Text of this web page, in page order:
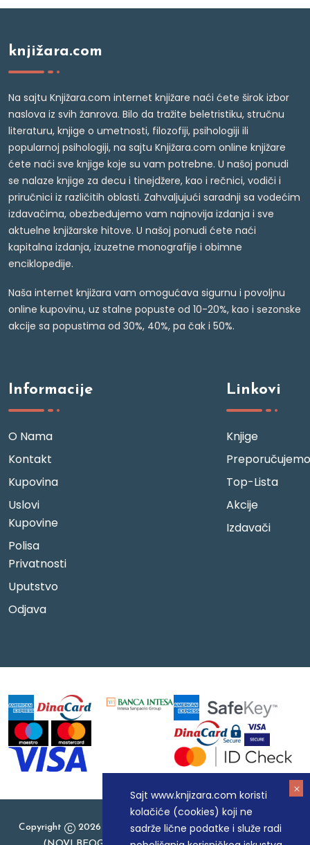
Sajt www.knjizara.com koristi
kolačiće (cookies) koji ne
sadrže lične podatke i služe radi
knjižara.com
Na sajtu Knjižara.com internet knjižare naći ćete širok izbor
naslova iz svih žanrova. Bilo da tražite beletristiku, stručnu
literaturu, knjige o umetnosti, filozofiji, psihologiji ili
popularnoj psihologiji, na sajtu Knjižara.com online knjižare
ćete naći sve knjige koje su vam potrebne. U našoj ponudi
se nalaze knjige za decu i tinejdžere, kao i rečnici, vodiči i
priručnici iz različitih oblasti. Zahvaljujući saradnji sa vodećim
izdavačima, obezbeđujemo vam najnovija izdanja i sve
aktuelne knjižarske hitove. U našoj ponudi ćete naći
kapitalna izdanja, izuzetne monografije i obimne
enciklopedije.
Naša internet knjižara vam omogućava sigurnu i povoljnu
online kupovinu, uz stalne popuste od 10-20%, kao i sezonske
akcije sa popustima od 30%, 40%, pa čak i 50%.
Informacije
O Nama
Kontakt
Kupovina
Uslovi
Kupovine
Polisa
Privatnosti
Uputstvo
Odjava
Linkovi
Knjige
Preporučujemo
Top-Lista
Akcije
Izdavači
Copyright
2026 Knjizara.com - MAKART DOO BEOGRAD